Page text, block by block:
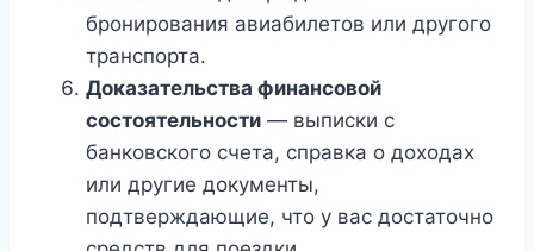
бронирования авиабилетов или другого
транспорта.
Доказательства финансовой
состоятельности — выписки с
банковского счета, справка о доходах
или другие документы,
подтверждающие, что у вас достаточно